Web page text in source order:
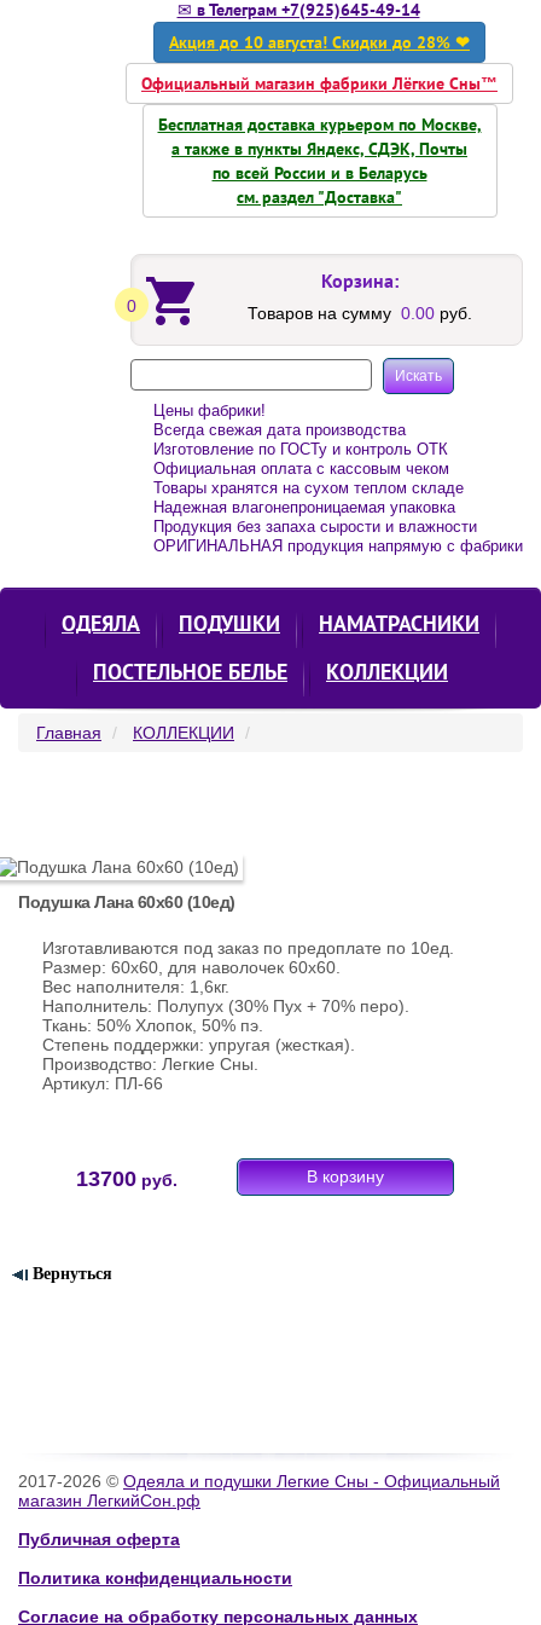
✉ в Телеграм +7(925)645-49-14
Акция до 10 августа! Скидки до 28% ❤
Официальный магазин фабрики Лёгкие Сны™
Бесплатная доставка курьером по Москве,
а также в пункты Яндекс, СДЭК, Почты
по всей России и в Беларусь
см. раздел "Доставка"
0
Корзина:
Товаров на сумму 0.00 руб.
Цены фабрики!
Всегда свежая дата производства
Изготовление по ГОСТу и контроль ОТК
Официальная оплата с кассовым чеком
Товары хранятся на сухом теплом складе
Надежная влагонепроницаемая упаковка
Продукция без запаха сырости и влажности
ОРИГИНАЛЬНАЯ продукция напрямую с фабрики
ОДЕЯЛА ПОДУШКИ
НАМАТРАСНИКИ
ПОСТЕЛЬНОЕ БЕЛЬЕ
КОЛЛЕКЦИИ
Главная КОЛЛЕКЦИИ
Подушка Лана 60х60 (10ед)
Изготавливаются под заказ по предоплате по 10ед.
Размер: 60х60, для наволочек 60х60.
Вес наполнителя: 1,6кг.
Наполнитель: Полупух (30% Пух + 70% перо).
Ткань: 50% Хлопок, 50% пэ.
Степень поддержки: упругая (жесткая).
Производство: Легкие Сны.
Артикул: ПЛ-66
13700 руб.
Вернуться
2017-2026 © Одеяла и подушки Легкие Сны - Официальный
магазин ЛегкийСон.рф
Публичная оферта
Политика конфиденциальности
Согласие на обработку персональных данных